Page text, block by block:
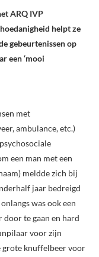
ARQ IVP
helpt ze
gebeurtenissen op
een ‘mooi
met
ambulance, etc.)
een man met een
meldde zich bij
jaar bedreigd
was ook een
door te gaan en hard
voor zijn
grote knuffelbeer voor